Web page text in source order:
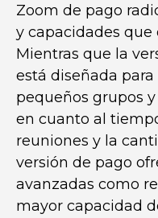
Zoom de pago
y capacidades que
Mientras que la
está diseñada
pequeños grupos
en cuanto al
reuniones y la
versión de pago
avanzadas como
mayor capacidad